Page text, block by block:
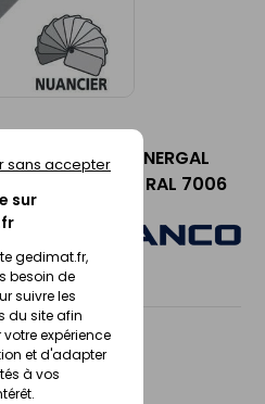
sur
gedimat.fr,
besoin de
suivre les
du site afin
expérience
et d'adapter
à vos
sans accepter
UNINERVA-NERGAL
d'onde lauze RAL 7006